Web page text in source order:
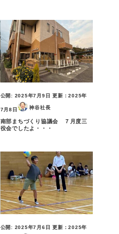
公開: 2025年7月9日 更新：2025年
7月8日 神谷社長
南部まちづくり協議会 ７月度三
役会でしたよ・・・
公開: 2025年7月6日 更新：2025年